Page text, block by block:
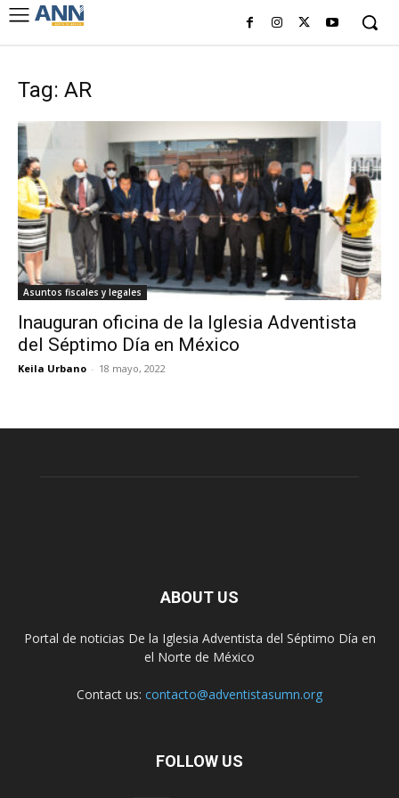
Tag: AR
Asuntos fiscales y legales
Inauguran oficina de la Iglesia Adventista
del Séptimo Día en México
Keila Urbano - 18 mayo, 2022
ABOUT US
Portal de noticias De la Iglesia Adventista del Séptimo Día en
el Norte de México
Contact us: contacto@adventistasumn.org
FOLLOW US